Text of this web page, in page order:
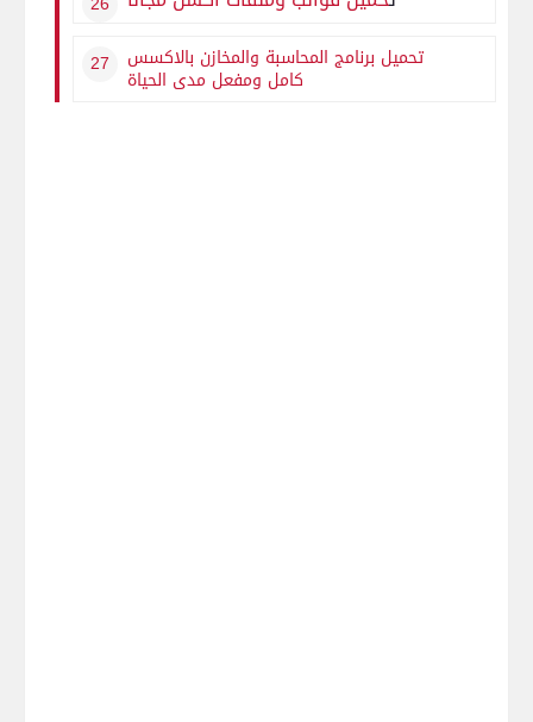
تحميل برنامج المحاسبة والمخازن بالاكسس
كامل ومفعل مدى الحياة